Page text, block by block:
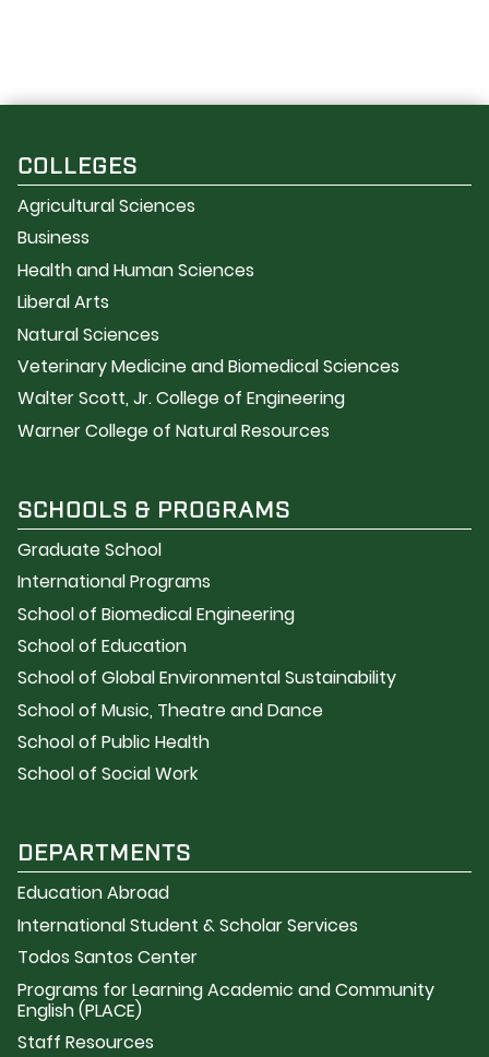
COLLEGES
Agricultural Sciences
Business
Health and Human Sciences
Liberal Arts
Natural Sciences
Veterinary Medicine and Biomedical Sciences
Walter Scott, Jr. College of Engineering
Warner College of Natural Resources
SCHOOLS & PROGRAMS
Graduate School
International Programs
School of Biomedical Engineering
School of Education
School of Global Environmental Sustainability
School of Music, Theatre and Dance
School of Public Health
School of Social Work
DEPARTMENTS
Education Abroad
International Student & Scholar Services
Todos Santos Center
Programs for Learning Academic and Community
English (PLACE)
Staff Resources